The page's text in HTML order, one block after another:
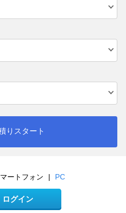
りスタート
ートフォン | PC
ログイン